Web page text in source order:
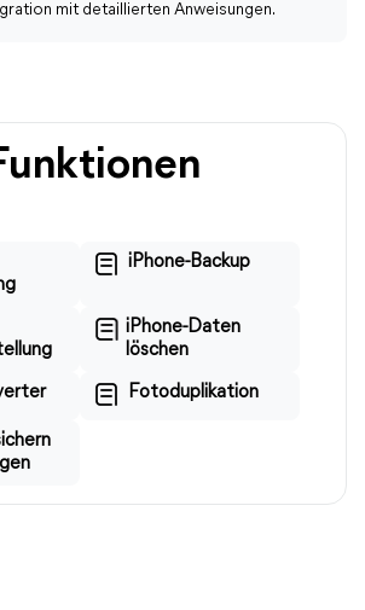
mit detaillierten Anweisungen.
iPhone-Backup
iPhone-Daten
löschen
Fotoduplikation